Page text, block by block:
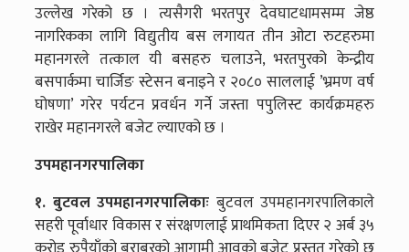
उल्लेख गरेको छ । त्यसैगरी भरतपुर देवघाटधामसम्म जेष्ठ
नागरिकका लागि विद्युतीय बस लगायत तीन ओटा रुटहरुमा
महानगरले तत्काल यी बसहरु चलाउने, भरतपुरको केन्द्रीय
बसपार्कमा चार्जिङ स्टेसन बनाइने र २०८० साललाई ’भ्रमण वर्ष
घोषणा’ गरेर पर्यटन प्रवर्धन गर्ने जस्ता पपुलिस्ट कार्यक्रमहरु
राखेर महानगरले बजेट ल्याएको छ ।
उपमहानगरपालिका
१. बुटवल उपमहानगरपालिकाः बुटवल उपमहानगरपालिकाले
सहरी पूर्वाधार विकास र संरक्षणलाई प्राथमिकता दिएर २ अर्ब ३५